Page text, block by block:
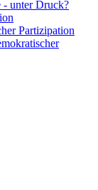
- unter Druck?
Partizipation